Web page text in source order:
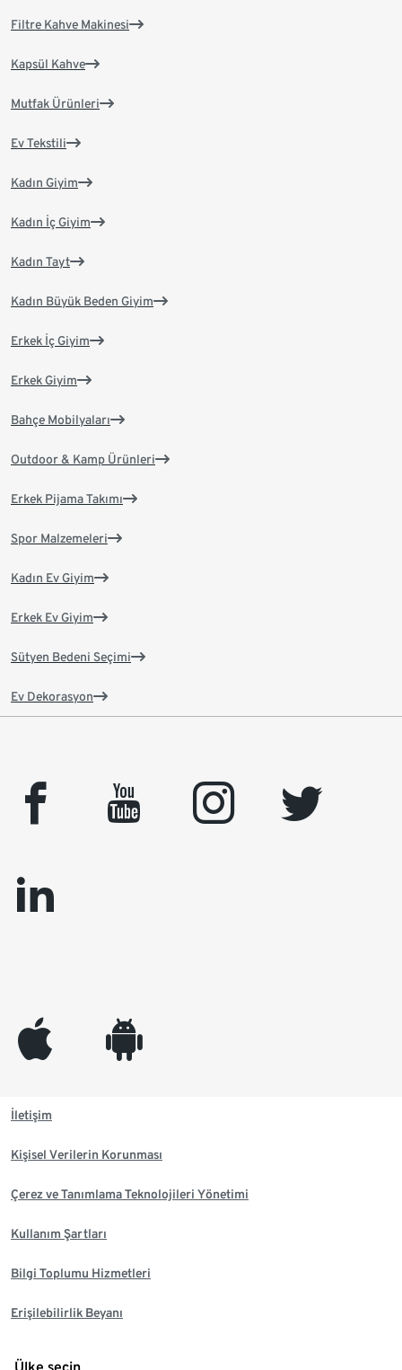
Filtre Kahve Makinesi
Kapsül Kahve
Mutfak Ürünleri
Ev Tekstili
Kadın Giyim
Kadın İç Giyim
Kadın Tayt
Kadın Büyük Beden Giyim
Erkek İç Giyim
Erkek Giyim
Bahçe Mobilyaları
Outdoor & Kamp Ürünleri
Erkek Pijama Takımı
Spor Malzemeleri
Kadın Ev Giyim
Erkek Ev Giyim
Sütyen Bedeni Seçimi
Ev Dekorasyon
facebook youtube instagram
twitter
linkedin
appleinc android
İletişim
Kişisel Verilerin Korunması
Çerez ve Tanımlama Teknolojileri Yönetimi
Kullanım Şartları
Bilgi Toplumu Hizmetleri
Erişilebilirlik Beyanı
Ülke seçin